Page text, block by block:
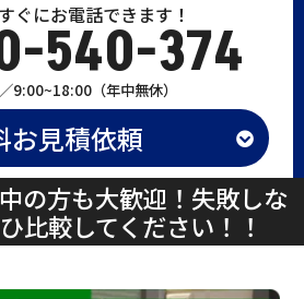
ぐにお電話できます！
540-374
9:00~18:00（年中無休）
お見積依頼
の方も大歓迎！失敗しな
比較してください！！